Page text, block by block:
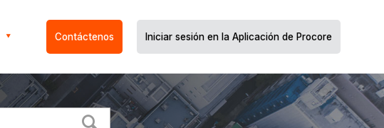
Contáctenos Iniciar sesión en la Aplicación de Procore